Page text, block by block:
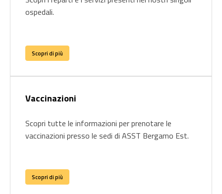
ospedali.
Scopri di più
Vaccinazioni
Scopri tutte le informazioni per prenotare le
vaccinazioni presso le sedi di ASST Bergamo Est.
Scopri di più